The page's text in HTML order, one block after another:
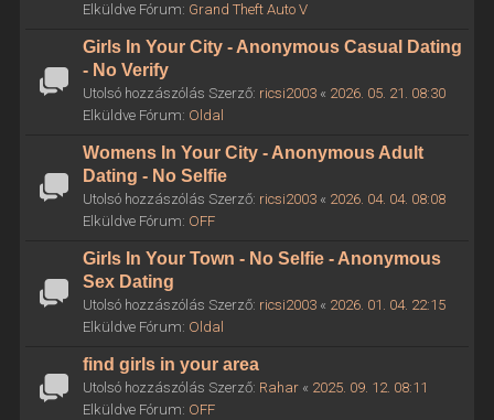
Elküldve Fórum: Grand Theft Auto V
Girls In Your City - Anonymous Casual Dating
- No Verify
Utolsó hozzászólás Szerző: ricsi2003« 2026. 05. 21. 08:30
Elküldve Fórum: Oldal
Womens In Your City - Anonymous Adult
Dating - No Selfie
Utolsó hozzászólás Szerző: ricsi2003« 2026. 04. 04. 08:08
Elküldve Fórum: OFF
Girls In Your Town - No Selfie - Anonymous
Sex Dating
Utolsó hozzászólás Szerző: ricsi2003« 2026. 01. 04. 22:15
Elküldve Fórum: Oldal
find girls in your area
Utolsó hozzászólás Szerző: Rahar« 2025. 09. 12. 08:11
Elküldve Fórum: OFF